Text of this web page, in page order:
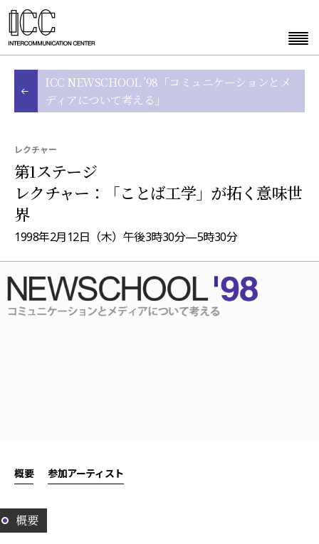
ICC NEWSCHOOL ’98「コミュニケーションとメ
ディアについて考える」
レクチャー
第1ステージ
レクチャー：「ことば工学」が拓く意味世
界
1998年2月12日（木）午後3時30分—5時30分
概要 参加アーティスト
概要